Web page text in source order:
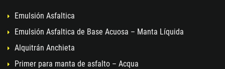
Emulsión Asfaltica
Emulsión Asfaltica de Base Acuosa – Manta Líquida
Alquitrán Anchieta
Primer para manta de asfalto – Acqua